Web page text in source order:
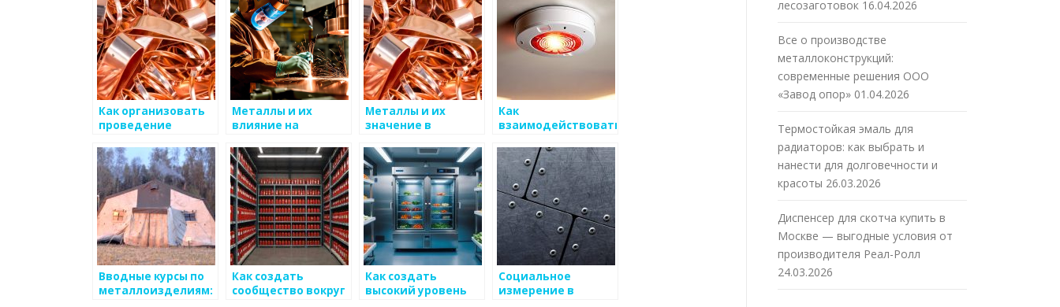
Как организовать
проведение
обучению
металлоизделиям
Металлы и их
влияние на
сообществ
Металлы и их
значение в
сообществе
Как
взаимодействовать
инициативами в
металлургии
Вводные курсы по
металлоизделиям:
Как создать
сообщество вокруг
Как создать
высокий уровень
Социальное
измерение в
лесозаготовок 16.04.2026
Все о производстве
металлоконструкций:
современные решения ООО
«Завод опор» 01.04.2026
Термостойкая эмаль для
радиаторов: как выбрать и
нанести для долговечности и
красоты 26.03.2026
Диспенсер для скотча купить в
Москве — выгодные условия от
производителя Реал-Ролл
24.03.2026